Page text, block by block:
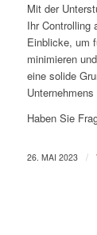
Mit der
Ihr Controlling
Einblicke, um
minimieren
eine solide
Haben Sie
26. MAI 2023 /